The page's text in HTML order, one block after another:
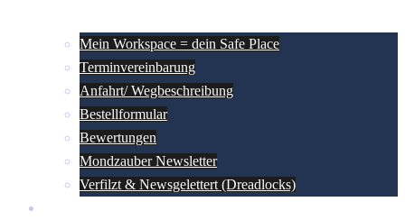
Mein Workspace = dein Safe Place
Terminvereinbarung
Anfahrt/ Wegbeschreibung
Bestellformular
Bewertungen
Mondzauber Newsletter
Verfilzt & Newsgelettert (Dreadlocks)